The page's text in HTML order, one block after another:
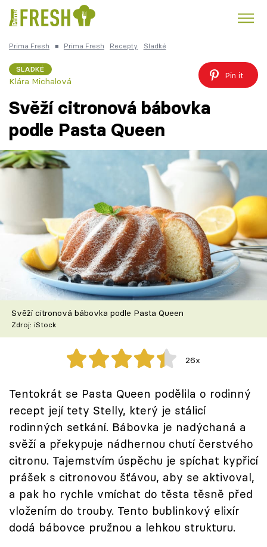
Česká kuchyně
Témata
Články
TV Program
Škola vaření
Recepty z TV
Speciál: Cuketa
Těhotnej kuchař
Sledujte prima+
Přihlášení
Sledujte nás
Prima Fresh ■ Prima Fresh Recepty Sladké
SLADKÉ
Klára Michalová
Pin it
Svěží citronová bábovka
podle Pasta Queen
Svěží citronová bábovka podle Pasta Queen
Zdroj: iStock
26x
Tentokrát se Pasta Queen podělila o rodinný
recept její tety Stelly, který je stálicí
rodinných setkání. Bábovka je nadýchaná a
svěží a překypuje nádhernou chutí čerstvého
citronu. Tajemstvím úspěchu je spíchat kypřicí
prášek s citronovou šťávou, aby se aktivoval,
a pak ho rychle vmíchat do těsta těsně před
vložením do trouby. Tento bublinkový elixír
dodá bábovce pružnou a lehkou strukturu.